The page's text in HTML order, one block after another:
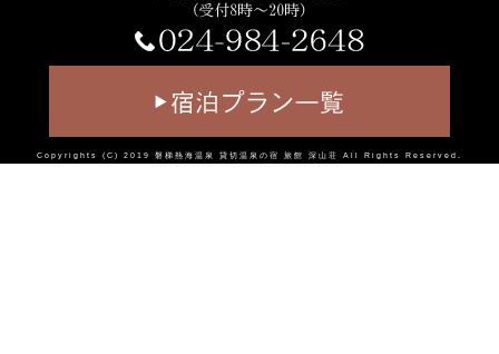
Copyrights (C) 2019 磐梯熱海温泉 貸切温泉の宿 旅館 深山荘 All Rights Reserved.